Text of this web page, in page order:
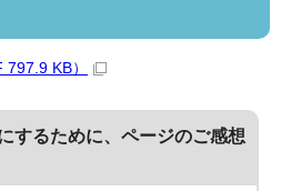
KB）
するために、ページのご感想